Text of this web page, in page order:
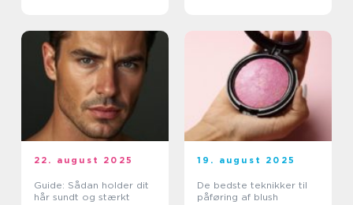
22. august 2025
Guide: Sådan holder dit
hår sundt og stærkt
19. august 2025
De bedste teknikker til
påføring af blush